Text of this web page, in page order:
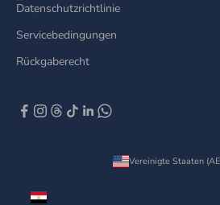
Datenschutzrichtlinie
Servicebedingungen
Rückgaberecht